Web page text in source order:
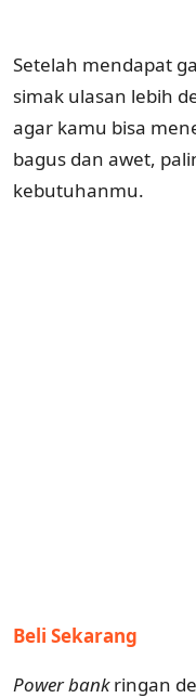
Setelah mendapat
simak ulasan lebih
agar kamu bisa
bagus dan awet,
kebutuhanmu.
Beli Sekarang
Power bankringan